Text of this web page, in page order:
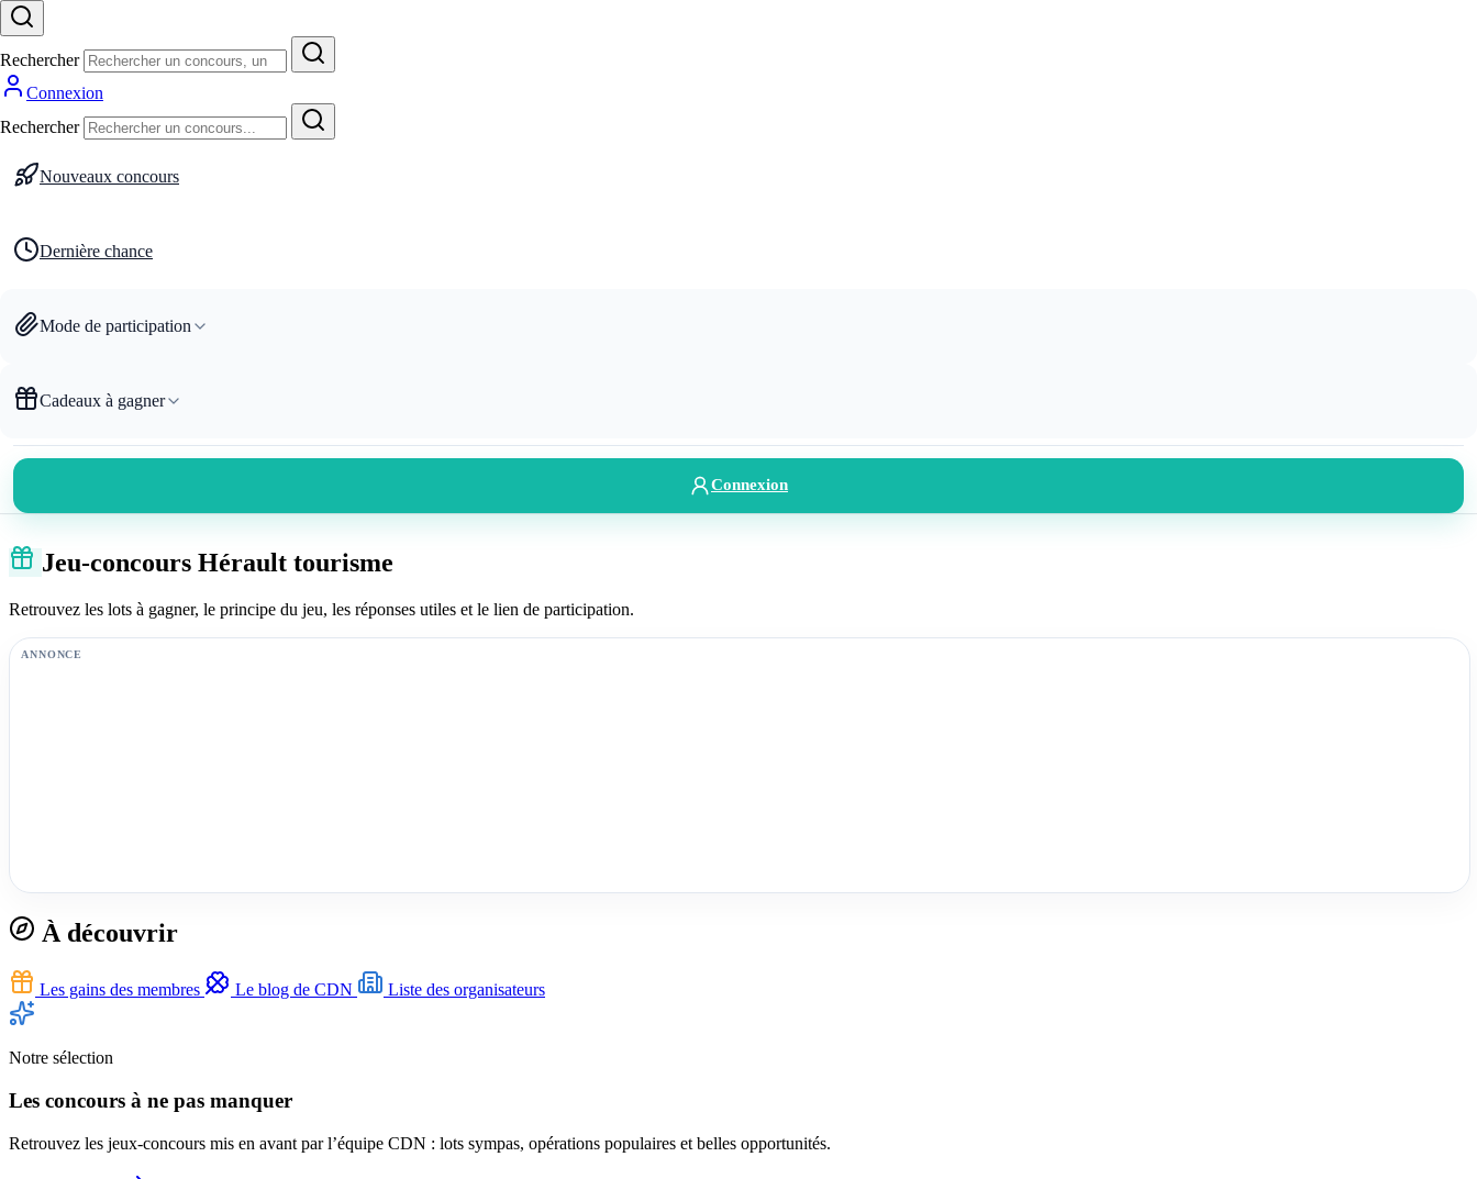
Rechercher
Connexion
Rechercher
Nouveaux concours
Dernière chance
Mode de participation
Cadeaux à gagner
Connexion
Jeu-concours Hérault tourisme
Retrouvez les lots à gagner, le principe du jeu, les réponses utiles et le lien de participation.
ANNONCE
À découvrir
Les gains des membres Le blog de CDN Liste des organisateurs
Notre sélection
Les concours à ne pas manquer
Retrouvez les jeux-concours mis en avant par l’équipe CDN : lots sympas, opérations populaires et belles opportunités.